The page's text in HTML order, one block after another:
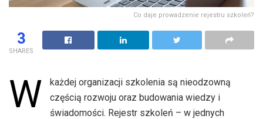
Co daje prowadzenie rejestru szkoleń?
3
SHARES
W
każdej organizacji szkolenia są nieodzowną
częścią rozwoju oraz budowania wiedzy i
świadomości. Rejestr szkoleń – w jednych